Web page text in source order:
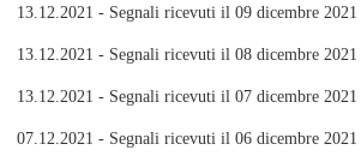
13.12.2021 - Segnali ricevuti il 09 dicembre 2021
13.12.2021 - Segnali ricevuti il 08 dicembre 2021
13.12.2021 - Segnali ricevuti il 07 dicembre 2021
07.12.2021 - Segnali ricevuti il 06 dicembre 2021